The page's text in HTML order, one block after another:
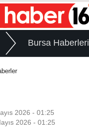
Bursa Haberleri
2026 - 01:25
2026 - 01:25